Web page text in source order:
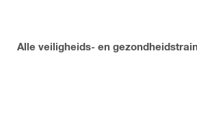
Alle veiligheids- en